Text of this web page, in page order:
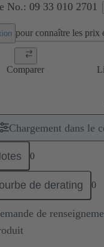
No.: 09 33 010 2701
pour connaître les prix
Comparer
Chargement dans le
0
de derating 0
de